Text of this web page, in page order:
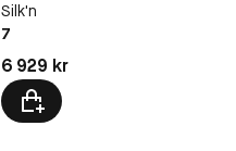
Silk'n
7
Pris: 6 929 kr
6 929 kr